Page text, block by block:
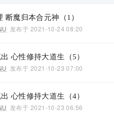
断魔归本合元神（1）
发布于 2021-10-24 08:20
心性修持大道生（5）
发布于 2021-10-23 07:00
心性修持大道生（4）
发布于 2021-10-23 06:56